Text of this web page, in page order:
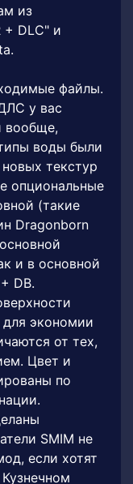
из
+ DLC" и
файлы.
у вас
вообще,
воды были
текстур
опциональные
(такие
Dragonborn
и в основной
DB.
для экономии
от тех,
Цвет и
по
SMIM не
если хотят